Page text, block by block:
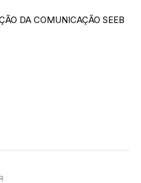
DA COMUNICAÇÃO SEEB